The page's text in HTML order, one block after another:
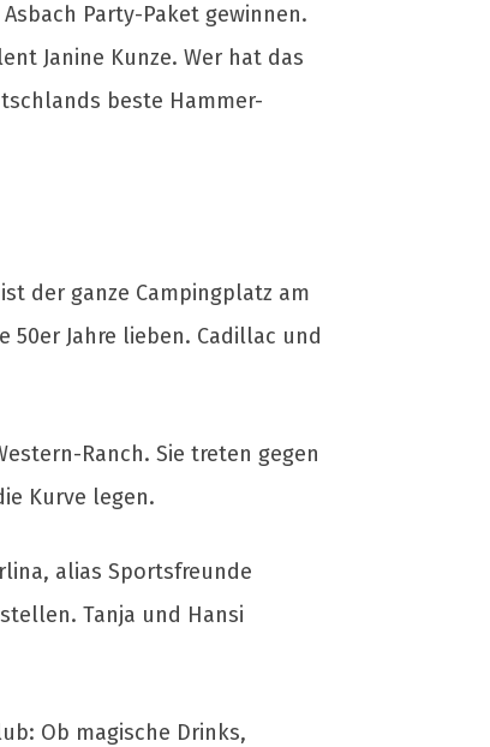
Party-Paket gewinnen.
Janine Kunze. Wer hat das
beste Hammer-
der ganze Campingplatz am
50er Jahre lieben. Cadillac und
Ranch. Sie treten gegen
Kurve legen.
alias Sportsfreunde
Tanja und Hansi
Ob magische Drinks,